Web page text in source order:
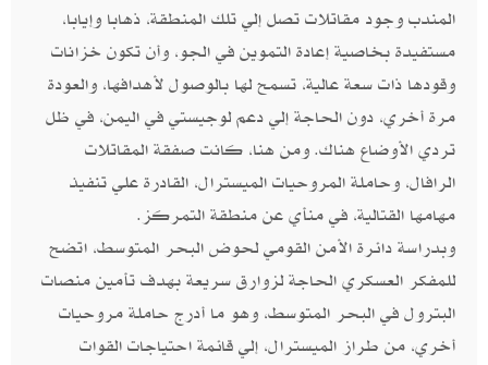
المندب وجود مقاتلات تصل إلي تلك المنطقة، ذهابا وإيابا،
مستفيدة بخاصية إعادة التموين في الجو، وأن تكون خزانات
وقودها ذات سعة عالية، تسمح لها بالوصول لأهدافها، والعودة
مرة أخري، دون الحاجة إلي دعم لوجيستي في اليمن، في ظل
تردي الأوضاع هناك. ومن هنا، كانت صفقة المقاتلات
الرافال، وحاملة المروحيات الميسترال، القادرة علي تنفيذ
مهامها القتالية، في منأي عن منطقة التمركز.
وبدراسة دائرة الأمن القومي لحوض البحر المتوسط، اتضح
للمفكر العسكري الحاجة لزوارق سريعة بهدف تأمين منصات
البترول في البحر المتوسط، وهو ما أدرج حاملة مروحيات
أخري، من طراز الميسترال، إلي قائمة احتياجات القوات